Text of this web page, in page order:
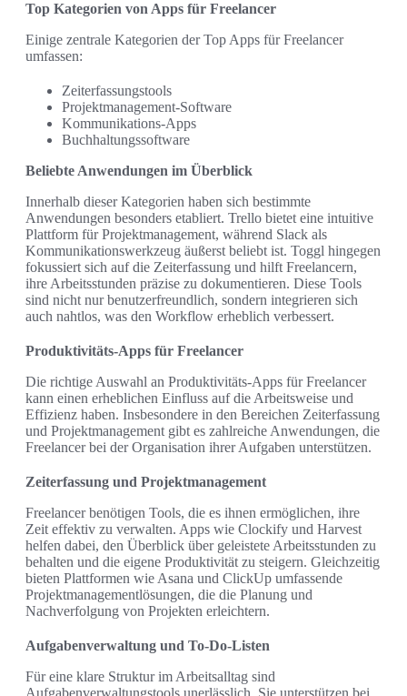
Top Kategorien von Apps für Freelancer
Einige zentrale Kategorien der Top Apps für Freelancer
umfassen:
Zeiterfassungstools
Projektmanagement-Software
Kommunikations-Apps
Buchhaltungssoftware
Beliebte Anwendungen im Überblick
Innerhalb dieser Kategorien haben sich bestimmte
Anwendungen besonders etabliert. Trello bietet eine intuitive
Plattform für Projektmanagement, während Slack als
Kommunikationswerkzeug äußerst beliebt ist. Toggl hingegen
fokussiert sich auf die Zeiterfassung und hilft Freelancern,
ihre Arbeitsstunden präzise zu dokumentieren. Diese Tools
sind nicht nur benutzerfreundlich, sondern integrieren sich
auch nahtlos, was den Workflow erheblich verbessert.
Produktivitäts-Apps für Freelancer
Die richtige Auswahl an Produktivitäts-Apps für Freelancer
kann einen erheblichen Einfluss auf die Arbeitsweise und
Effizienz haben. Insbesondere in den Bereichen Zeiterfassung
und Projektmanagement gibt es zahlreiche Anwendungen, die
Freelancer bei der Organisation ihrer Aufgaben unterstützen.
Zeiterfassung und Projektmanagement
Freelancer benötigen Tools, die es ihnen ermöglichen, ihre
Zeit effektiv zu verwalten. Apps wie Clockify und Harvest
helfen dabei, den Überblick über geleistete Arbeitsstunden zu
behalten und die eigene Produktivität zu steigern. Gleichzeitig
bieten Plattformen wie Asana und ClickUp umfassende
Projektmanagementlösungen, die die Planung und
Nachverfolgung von Projekten erleichtern.
Aufgabenverwaltung und To-Do-Listen
Für eine klare Struktur im Arbeitsalltag sind